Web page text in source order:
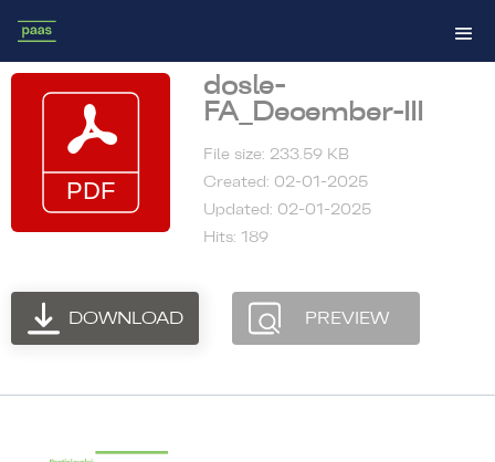
dosle-
FA_December-III
File size: 233.59 KB
Created: 02-01-2025
Updated: 02-01-2025
Hits: 189
DOWNLOAD PREVIEW